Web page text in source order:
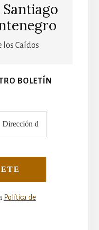
Santiago
los Caídos
BOLETÍN
Política de